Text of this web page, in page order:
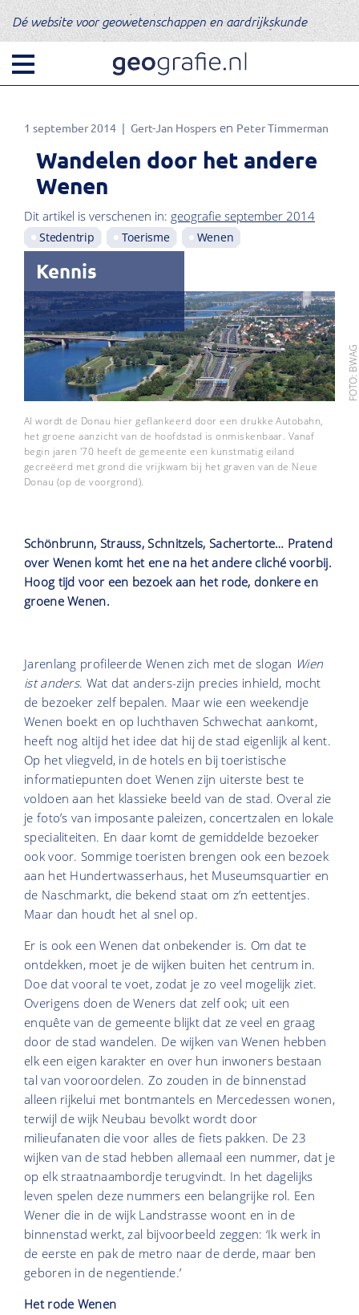
Dé website voor geowetenschappen en aardrijkskunde
1 september 2014 Gert-Jan Hospers Peter Timmerman
Wandelen door het andere
Wenen
Dit artikel is verschenen in: geografie september 2014
Stedentrip Toerisme Wenen
Kennis
FOTO: BWAG
Al wordt de Donau hier geflankeerd door een drukke Autobahn,
het groene aanzicht van de hoofdstad is onmiskenbaar. Vanaf
begin jaren '70 heeft de gemeente een kunstmatig eiland
gecreëerd met grond die vrijkwam bij het graven van de Neue
Donau (op de voorgrond).
Schönbrunn, Strauss, Schnitzels, Sachertorte… Pratend
over Wenen komt het ene na het andere cliché voorbij.
Hoog tijd voor een bezoek aan het rode, donkere en
groene Wenen.
Jarenlang profileerde Wenen zich met de slogan Wien
ist anders. Wat dat anders-zijn precies inhield, mocht
de bezoeker zelf bepalen. Maar wie een weekendje
Wenen boekt en op luchthaven Schwechat aankomt,
heeft nog altijd het idee dat hij de stad eigenlijk al kent.
Op het vliegveld, in de hotels en bij toeristische
informatiepunten doet Wenen zijn uiterste best te
voldoen aan het klassieke beeld van de stad. Overal zie
je foto’s van imposante paleizen, concertzalen en lokale
specialiteiten. En daar komt de gemiddelde bezoeker
ook voor. Sommige toeristen brengen ook een bezoek
aan het Hundertwasserhaus, het Museumsquartier en
de Naschmarkt, die bekend staat om z’n eettentjes.
Maar dan houdt het al snel op.
Er is ook een Wenen dat onbekender is. Om dat te
ontdekken, moet je de wijken buiten het centrum in.
Doe dat vooral te voet, zodat je zo veel mogelijk ziet.
Overigens doen de Weners dat zelf ook; uit een
enquête van de gemeente blijkt dat ze veel en graag
door de stad wandelen. De wijken van Wenen hebben
elk een eigen karakter en over hun inwoners bestaan
tal van vooroordelen. Zo zouden in de binnenstad
alleen rijkelui met bontmantels en Mercedessen wonen,
terwijl de wijk Neubau bevolkt wordt door
milieufanaten die voor alles de fiets pakken. De 23
wijken van de stad hebben allemaal een nummer, dat je
op elk straatnaambordje terugvindt. In het dagelijks
leven spelen deze nummers een belangrijke rol. Een
Wener die in de wijk Landstrasse woont en in de
binnenstad werkt, zal bijvoorbeeld zeggen: ‘Ik werk in
de eerste en pak de metro naar de derde, maar ben
geboren in de negentiende.’
Het rode Wenen